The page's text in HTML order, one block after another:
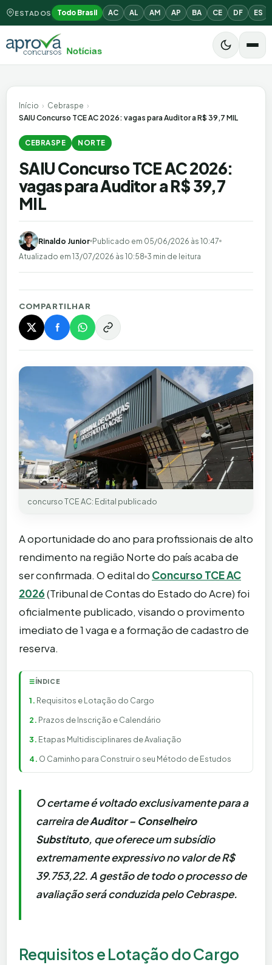
ESTADOS Todo Brasil AC AL AM AP BA CE DF ES
Início › Cebraspe ›
SAIU Concurso TCE AC 2026: vagas para Auditor a R$ 39,7 MIL
CEBRASPE NORTE
SAIU Concurso TCE AC 2026:
vagas para Auditor a R$ 39,7
MIL
Rinaldo Junior Publicado em 05/06/2026 às 10:47
Atualizado em 13/07/2026 às 10:58 3 min de leitura
COMPARTILHAR
concurso TCE AC: Edital publicado
A oportunidade do ano para profissionais de alto
rendimento na região Norte do país acaba de
ser confirmada. O edital do Concurso TCE AC
2026(Tribunal de Contas do Estado do Acre) foi
oficialmente publicado, visando o provimento
imediato de 1 vaga e a formação de cadastro de
reserva.
☰ÍNDICE
Requisitos e Lotação do Cargo
Prazos de Inscrição e Calendário
Etapas Multidisciplinares de Avaliação
O Caminho para Construir o seu Método de Estudos
O certame é voltado exclusivamente para a
carreira deAuditor – Conselheiro
Substituto, que oferece um subsídio
extremamente expressivo no valor de R$
39.753,22. A gestão de todo o processo de
avaliação será conduzida pelo Cebraspe.
Requisitos e Lotação do Cargo